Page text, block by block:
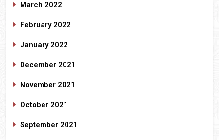
March 2022
February 2022
January 2022
December 2021
November 2021
October 2021
September 2021